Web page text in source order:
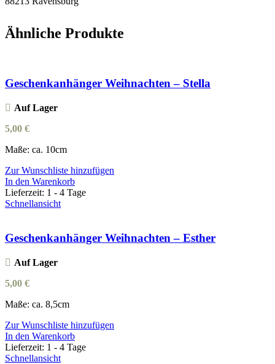
Ähnliche Produkte
Geschenkanhänger Weihnachten – Stella
Auf Lager
5,00 €
Maße: ca. 10cm
Zur Wunschliste hinzufügen
In den Warenkorb
Lieferzeit: 1 - 4 Tage
Schnellansicht
Geschenkanhänger Weihnachten – Esther
Auf Lager
5,00 €
Maße: ca. 8,5cm
Zur Wunschliste hinzufügen
In den Warenkorb
Lieferzeit: 1 - 4 Tage
Schnellansicht